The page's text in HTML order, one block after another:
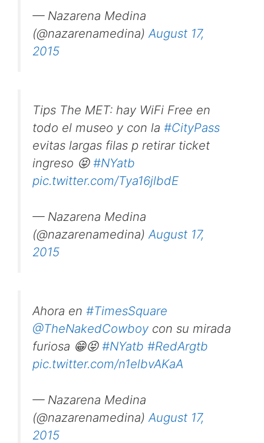
— Nazarena Medina
(@nazarenamedina) August 17,
2015
Tips The MET: hay WiFi Free en
todo el museo y con la #CityPass
evitas largas filas p retirar ticket
ingreso 😝 #NYatb
pic.twitter.com/Tya16jlbdE
— Nazarena Medina
(@nazarenamedina) August 17,
2015
Ahora en #TimesSquare
@TheNakedCowboy con su mirada
furiosa 😁😝 #NYatb #RedArgtb
pic.twitter.com/n1elbvAKaA
— Nazarena Medina
(@nazarenamedina) August 17,
2015